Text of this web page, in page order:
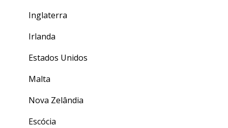
Inglaterra
Irlanda
Estados Unidos
Malta
Nova Zelândia
Escócia